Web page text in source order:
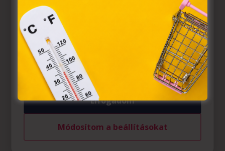
információs társadalommal összefüggő szolgáltatások
egyes kérdéseiről szóló 2001. évi CVIII. törvény, valamint
az Európai Unió előírásainak megfelelően használjuk.
Azon weblapoknak, melyek az Európai Unió országain
belül működnek, a „sütik" használatához, és ezeknek a
felhasználó számítógépén vagy egyéb eszközén történő
tárolásához a felhasználók hozzájárulását kell kérniük.
Elfogadom
Módosítom a beállításokat